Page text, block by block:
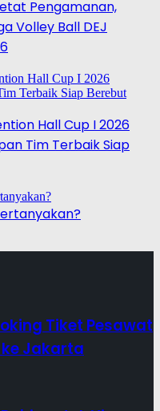
Pengamanan,
Volley Ball DEJ
Hall Cup I 2026
Tim Terbaik Siap
Tiket Pesawat
Jakarta